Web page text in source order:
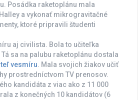
Posádka raketoplánu mala
a vykonať mikrogravitačné
ktoré pripravili študenti
aj civilista. Bola to učiteľka
sa na palubu raketoplánu dostala
vesmíru. Mala svojich žiakov učiť
prostredníctvom TV prenosov.
kandidáta z viac ako z 11 000
z konečných 10 kandidátov (6